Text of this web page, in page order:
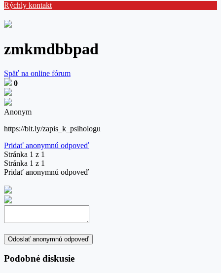
Rýchly kontakt
zmkmdbbpad
Späť na online fórum
0
Anonym
https://bit.ly/zapis_k_psihologu
Pridať anonymnú odpoveď
Stránka 1 z 1
Stránka 1 z 1
Pridať anonymnú odpoveď
Odoslať anonymnú odpoveď
Podobné diskusie